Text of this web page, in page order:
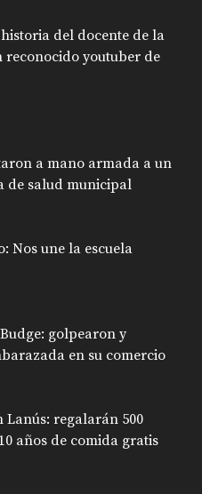
del docente de la
reconocido youtuber de
a mano armada a un
de salud municipal
Nos une la escuela
golpearon y
en su comercio
Lanús: regalarán 500
años de comida gratis